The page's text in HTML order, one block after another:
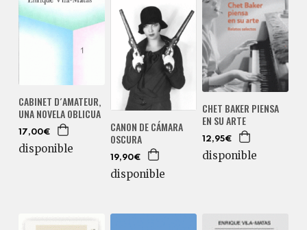
CABINET D´AMATEUR,
UNA NOVELA OBLICUA
17,00€
disponible
CANON DE CÁMARA
OSCURA
19,90€
disponible
CHET BAKER PIENSA
EN SU ARTE
12,95€
disponible